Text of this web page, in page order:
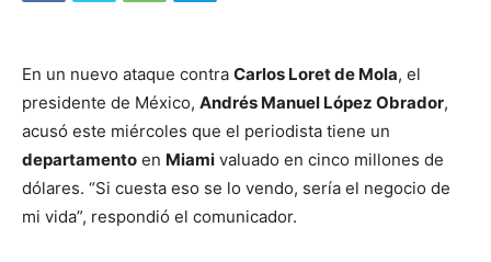
En un nuevo ataque contra Carlos Loret de Mola, el
presidente de México, Andrés Manuel López Obrador,
acusó este miércoles que el periodista tiene un
departamento en Miami valuado en cinco millones de
dólares. “Si cuesta eso se lo vendo, sería el negocio de
mi vida”, respondió el comunicador.